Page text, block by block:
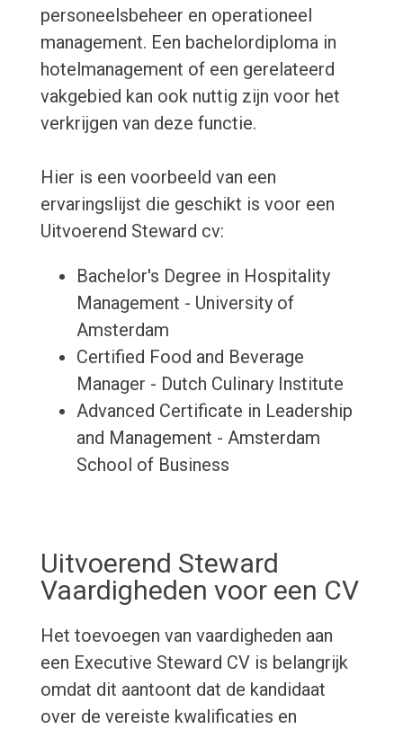
personeelsbeheer en operationeel
management. Een bachelordiploma in
hotelmanagement of een gerelateerd
vakgebied kan ook nuttig zijn voor het
verkrijgen van deze functie.
Hier is een voorbeeld van een
ervaringslijst die geschikt is voor een
Uitvoerend Steward cv:
Bachelor's Degree in Hospitality
Management - University of
Amsterdam
Certified Food and Beverage
Manager - Dutch Culinary Institute
Advanced Certificate in Leadership
and Management - Amsterdam
School of Business
Uitvoerend Steward
Vaardigheden voor een CV
Het toevoegen van vaardigheden aan
een Executive Steward CV is belangrijk
omdat dit aantoont dat de kandidaat
over de vereiste kwalificaties en